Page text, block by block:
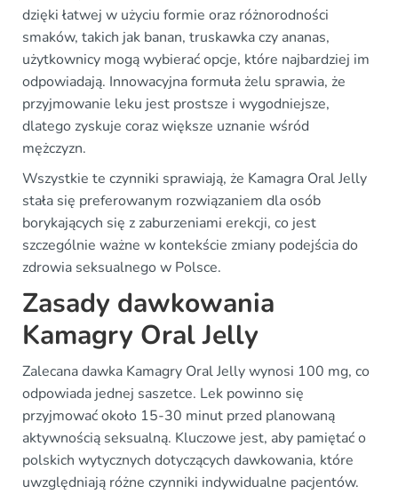
dzięki łatwej w użyciu formie oraz różnorodności
smaków, takich jak banan, truskawka czy ananas,
użytkownicy mogą wybierać opcje, które najbardziej im
odpowiadają. Innowacyjna formuła żelu sprawia, że
przyjmowanie leku jest prostsze i wygodniejsze,
dlatego zyskuje coraz większe uznanie wśród
mężczyzn.
Wszystkie te czynniki sprawiają, że Kamagra Oral Jelly
stała się preferowanym rozwiązaniem dla osób
borykających się z zaburzeniami erekcji, co jest
szczególnie ważne w kontekście zmiany podejścia do
zdrowia seksualnego w Polsce.
Zasady dawkowania
Kamagry Oral Jelly
Zalecana dawka Kamagry Oral Jelly wynosi 100 mg, co
odpowiada jednej saszetce. Lek powinno się
przyjmować około 15-30 minut przed planowaną
aktywnością seksualną. Kluczowe jest, aby pamiętać o
polskich wytycznych dotyczących dawkowania, które
uwzględniają różne czynniki indywidualne pacjentów.